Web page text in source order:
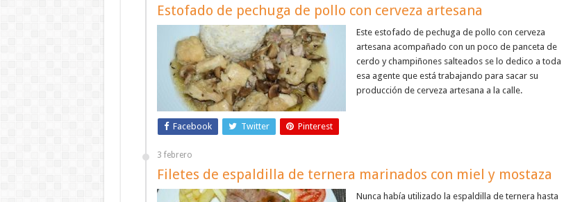
Estofado de pechuga de pollo con cerveza artesana
Este estofado de pechuga de pollo con cerveza
artesana acompañado con un poco de panceta de
cerdo y champiñones salteados se lo dedico a toda
esa agente que está trabajando para sacar su
producción de cerveza artesana a la calle.
Facebook Twitter Pinterest
3 febrero
Filetes de espaldilla de ternera marinados con miel y mostaza
Nunca había utilizado la espaldilla de ternera hasta